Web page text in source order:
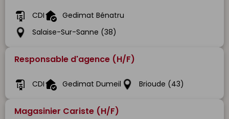
CDI
Gedimat Bénatru
Salaise-Sur-Sanne (38)
Responsable d'agence (H/F)
CDI Gedimat Dumeil Brioude (43)
Magasinier Cariste (H/F)